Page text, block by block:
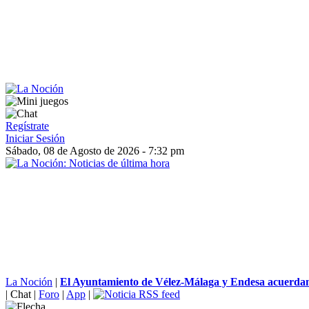
Regístrate
Iniciar Sesión
Sábado, 08 de Agosto de 2026 - 7:32 pm
La Noción | El Ayuntamiento de Vélez-Málaga y Endesa
| Chat | Foro | App |